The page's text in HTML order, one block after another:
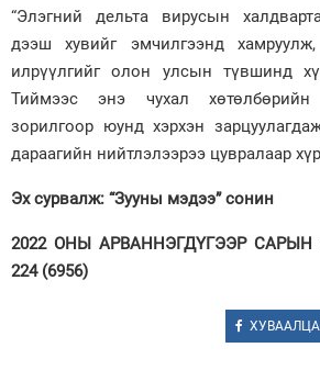
“Элэгний дельта вирусын
дээш хувийг эмчилгээнд
илрүүлгийг олон улсын түвшинд
Тиймээс энэ чухал
зорилгоор юунд хэрхэн
дараагийн нийтлэлээрээ цувралаар
Эх сурвалж: “Зууны мэдээ” сонин
2022 ОНЫ АРВАННЭГДҮГЭЭР САРЫН
224 (6956)